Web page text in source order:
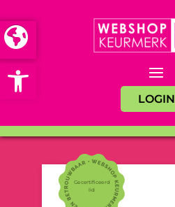
Open toolbar
LOGIN
Gecertificeerd
lid